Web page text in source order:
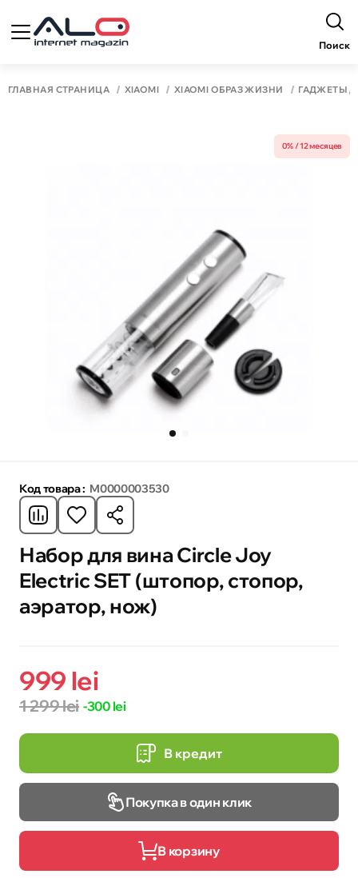
Поиск
ГЛАВНАЯ СТРАНИЦА XIAOMI XIAOMI ОБРАЗ ЖИЗНИ ГАДЖЕТЫ
0% / 12 месяцев
Код товара : M0000003530
Набор для вина Circle Joy
Electric SET (штопор, стопор,
аэратор, нож)
999 lei
1 299 lei -300 lei
В кредит
Покупка в один клик
В корзину